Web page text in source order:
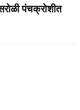
पंचक्रोशीत